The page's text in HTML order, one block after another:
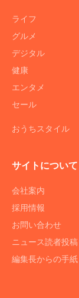
ライフ
グルメ
デジタル
健康
エンタメ
セール
おうちスタイル
サイトについて
会社案内
採用情報
お問い合わせ
ニュース読者投稿
編集長からの手紙